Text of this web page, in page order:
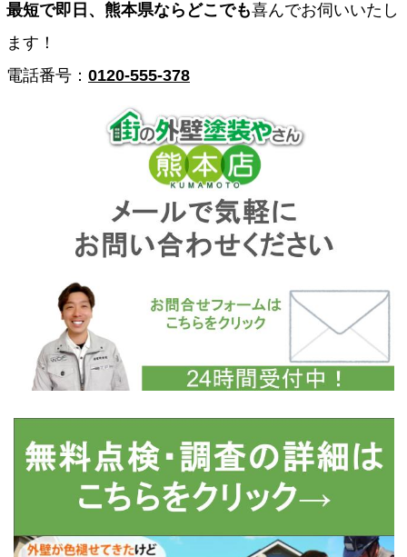
最短で即日、熊本県ならどこでも喜んでお伺いいたし
ます！
電話番号： 0120-555-378